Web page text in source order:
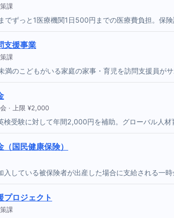
課
でずっと1医療機関1日500円までの医療費負担。保険
支援事業
課
満のこどもがいる家庭の家事・育児を訪問支援員が
· 上限 ¥2,000
検受験に対して年間2,000円を補助。グローバル人材
国民健康保険）
入している被保険者が出産した場合に支給される一
プロジェクト
課